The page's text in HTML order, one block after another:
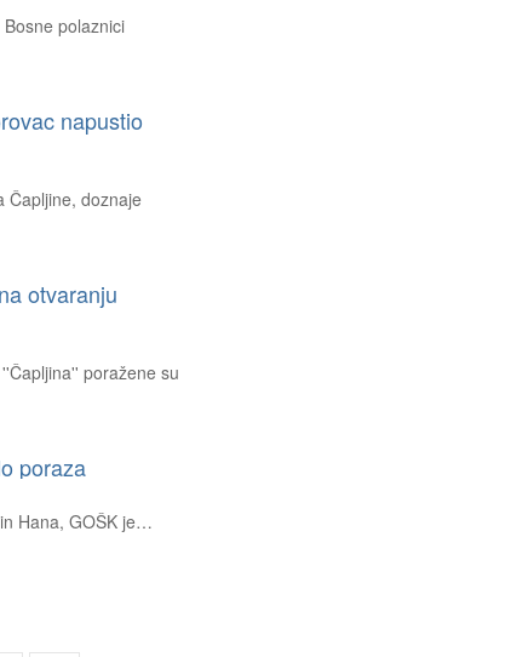
polaznici
napustio
Čapljine, doznaje
otvaranju
poražene su
poraza
Hana, GOŠK je…